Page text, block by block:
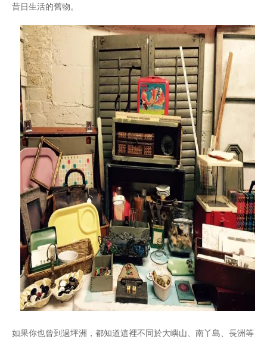
昔日生活的舊物。
如果你也曾到過坪洲，都知道這裡不同於大嶼山、南丫島、長洲等